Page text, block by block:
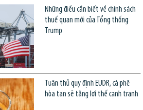
Những điều cần biết về chính sách
thuế quan mới của Tổng thống
Trump
Tuân thủ quy định EUDR, cà phê
hòa tan sẽ tăng lợi thế cạnh tranh